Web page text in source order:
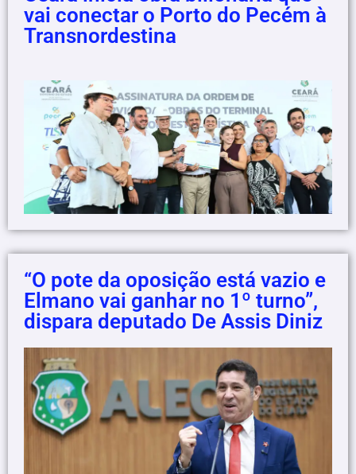
vai conectar o Porto do Pecém à
Transnordestina
“O pote da oposição está vazio e
Elmano vai ganhar no 1º turno”,
dispara deputado De Assis Diniz